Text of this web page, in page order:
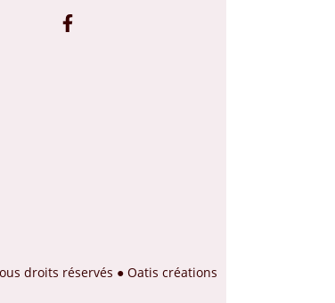
droits réservés ● Oatis créations